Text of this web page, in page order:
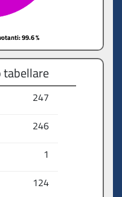
: 99.6 %
: 99.6 %
247
246
1
124